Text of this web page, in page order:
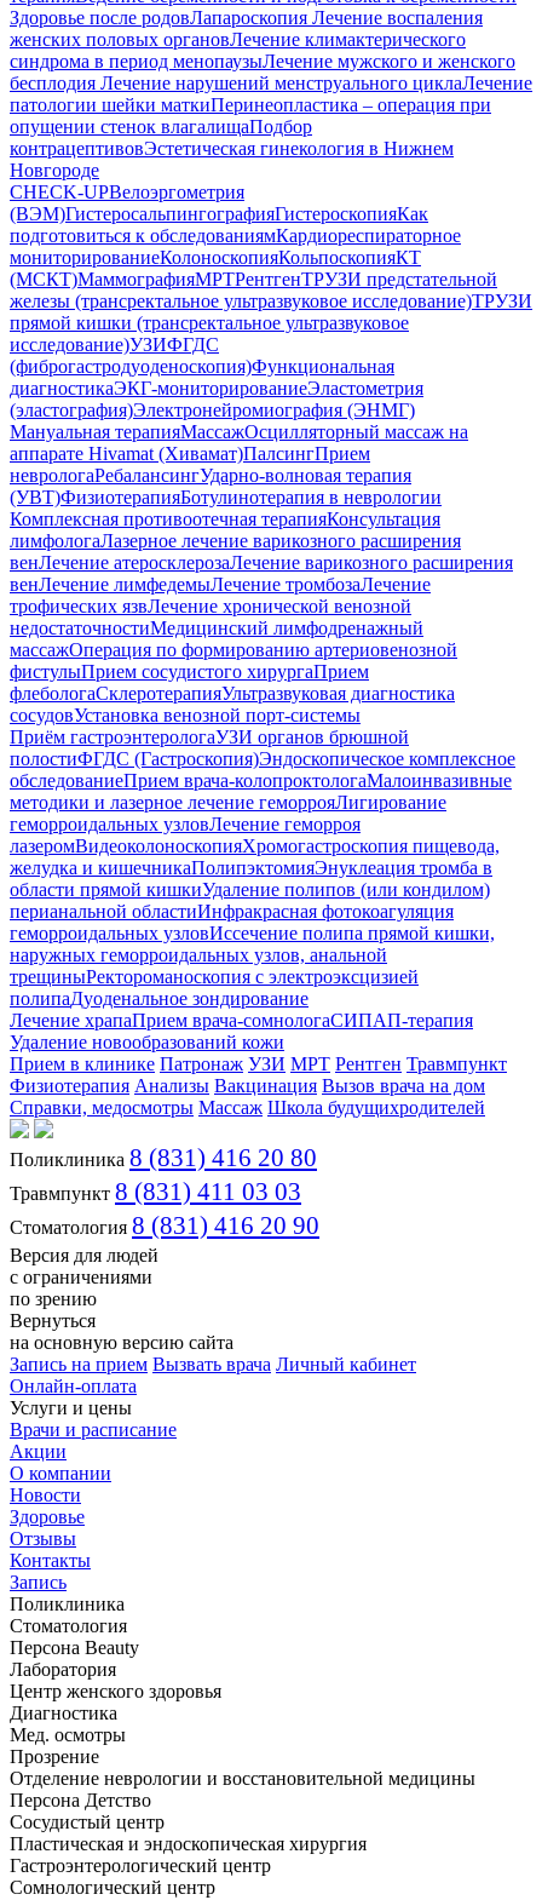
Здоровье после родовЛапароскопия Лечение воспаления
женских половых органовЛечение климактерического
синдрома в период менопаузыЛечение мужского и женского
бесплодия Лечение нарушений менструального циклаЛечение
патологии шейки маткиПеринеопластика – операция при
опущении стенок влагалищаПодбор
контрацептивовЭстетическая гинекология в Нижнем
Новгороде
CHECK-UPВелоэргометрия
(ВЭМ)ГистеросальпингографияГистероскопияКак
подготовиться к обследованиямКардиореспираторное
мониторированиеКолоноскопияКольпоскопияКТ
(МСКТ)МаммографияМРТРентгенТРУЗИ предстательной
железы (трансректальное ультразвуковое исследование)ТРУЗИ
прямой кишки (трансректальное ультразвуковое
исследование)УЗИФГДС
(фиброгастродуоденоскопия)Функциональная
диагностикаЭКГ-мониторированиеЭластометрия
(эластография)Электронейромиография (ЭНМГ)
Мануальная терапияМассажОсцилляторный массаж на
аппарате Hivamat (Хивамат)ПалсингПрием
неврологаРебалансингУдарно-волновая терапия
(УВТ)ФизиотерапияБотулинотерапия в неврологии
Комплексная противоотечная терапияКонсультация
лимфологаЛазерное лечение варикозного расширения
венЛечение атеросклерозаЛечение варикозного расширения
венЛечение лимфедемыЛечение тромбозаЛечение
трофических язвЛечение хронической венозной
недостаточностиМедицинский лимфодренажный
массажОперация по формированию артериовенозной
фистулыПрием сосудистого хирургаПрием
флебологаСклеротерапияУльтразвуковая диагностика
сосудовУстановка венозной порт-системы
Приём гастроэнтерологаУЗИ органов брюшной
полостиФГДС (Гастроскопия)Эндоскопическое комплексное
обследованиеПрием врача-колопроктологаМалоинвазивные
методики и лазерное лечение геморрояЛигирование
геморроидальных узловЛечение геморроя
лазеромВидеоколоноскопияХромогастроскопия пищевода,
желудка и кишечникаПолипэктомияЭнуклеация тромба в
области прямой кишкиУдаление полипов (или кондилом)
перианальной областиИнфракрасная фотокоагуляция
геморроидальных узловИссечение полипа прямой кишки,
наружных геморроидальных узлов, анальной
трещиныРектороманоскопия с электроэксцизией
полипаДуоденальное зондирование
Лечение храпаПрием врача-сомнологаСИПАП-терапия
Удаление новообразований кожи
Прием в клинике Патронаж УЗИ МРТ Рентген Травмпункт
Физиотерапия Анализы Вакцинация Вызов врача на дом
Справки, медосмотры Массаж Школа будущихродителей
Поликлиника 8 (831) 416 20 80
Травмпункт 8 (831) 411 03 03
Стоматология 8 (831) 416 20 90
Версия для людей
с ограничениями
по зрению
Вернуться
на основную версию сайта
Запись на прием Вызвать врача Личный кабинет
Онлайн-оплата
Услуги и цены
Врачи и расписание
Акции
О компании
Новости
Здоровье
Отзывы
Контакты
Запись
Поликлиника
Стоматология
Персона Beauty
Лаборатория
Центр женского здоровья
Диагностика
Мед. осмотры
Прозрение
Отделение неврологии и восстановительной медицины
Персона Детство
Сосудистый центр
Пластическая и эндоскопическая хирургия
Гастроэнтерологический центр
Сомнологический центр